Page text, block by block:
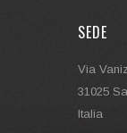
SEDE
Via
31025
Italia